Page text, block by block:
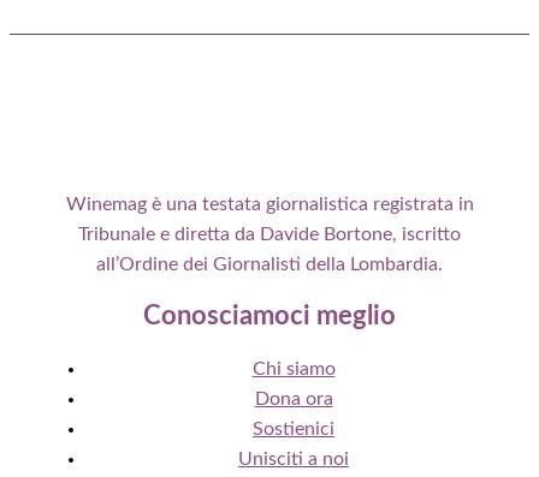
Winemag è una testata giornalistica registrata in
Tribunale e diretta da Davide Bortone, iscritto
all’Ordine dei Giornalisti della Lombardia.
Conosciamoci meglio
Chi siamo
Dona ora
Sostienici
Unisciti a noi